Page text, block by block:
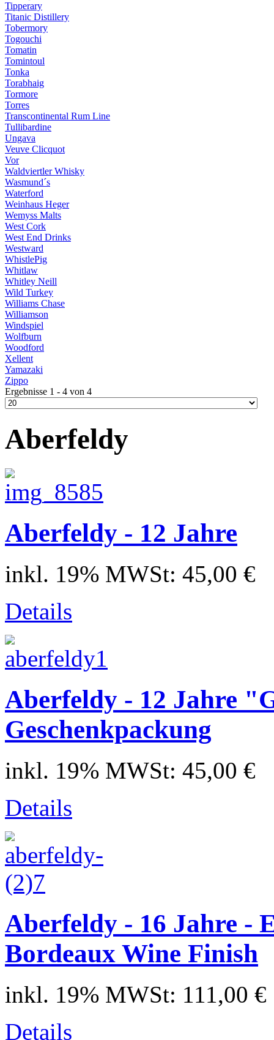
Tipperary
Titanic Distillery
Tobermory
Togouchi
Tomatin
Tomintoul
Tonka
Torabhaig
Tormore
Torres
Transcontinental Rum Line
Tullibardine
Ungava
Veuve Clicquot
Vor
Waldviertler Whisky
Wasmund´s
Waterford
Weinhaus Heger
Wemyss Malts
West Cork
West End Drinks
Westward
WhistlePig
Whitlaw
Whitley Neill
Wild Turkey
Williams Chase
Williamson
Windspiel
Wolfburn
Woodford
Xellent
Yamazaki
Zippo
Ergebnisse 1 - 4 von 4
Aberfeldy
Aberfeldy - 12 Jahre
inkl. 19% MWSt: 45,00 €
Details
Aberfeldy - 12 Jahre
Geschenkpackung
inkl. 19% MWSt: 45,00 €
Details
Aberfeldy - 16 Jahre -
Bordeaux Wine Finish
inkl. 19% MWSt: 111,00 €
Details